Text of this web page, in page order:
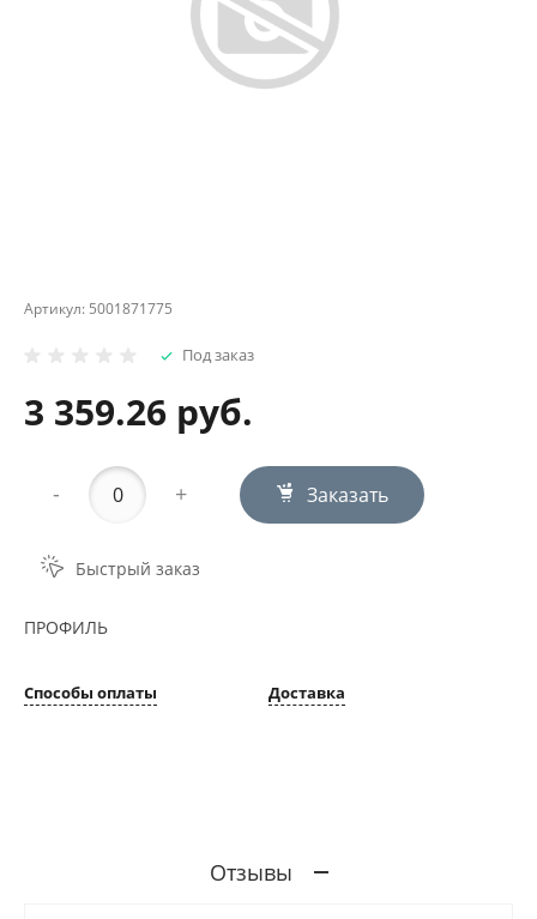
Артикул: 5001871775
Под заказ
3 359.26 руб.
- + Заказать
Быстрый заказ
ПРОФИЛЬ
Способы оплаты Доставка
Отзывы